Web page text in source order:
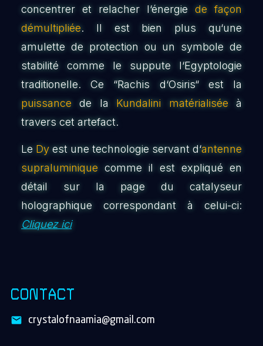
concentrer et relacher l‘énergie de façon
démultipliée. Il est bien plus qu‘une
amulette de protection ou un symbole de
stabilité comme le suppute l‘Egyptologie
traditionelle. Ce “Rachis d‘Osiris“ est la
puissance de la Kundalini matérialisée à
travers cet artefact.
Le Dy est une technologie servant d‘antenne
supraluminique comme il est expliqué en
détail sur la page du catalyseur
holographique correspondant à celui-ci:
Cliquez ici
CONTACT
crystalofnaamia@gmail.com